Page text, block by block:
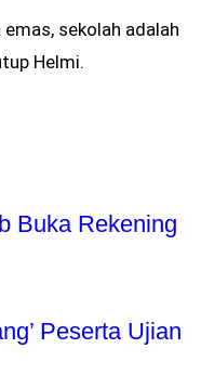
sekolah adalah
Helmi.
Buka Rekening
Peserta Ujian